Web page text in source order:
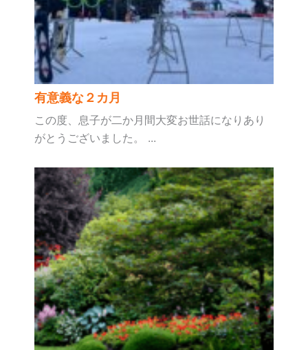
有意義な２カ月
この度、息子が二か月間大変お世話になりあり
がとうございました。 ...